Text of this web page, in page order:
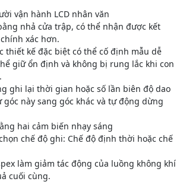
vận hành LCD nhân văn
nhả cửa trập, có thể nhận được kết
xác hơn.
thiết kế đặc biệt có thể cố định mẫu dễ
giữ ổn định và không bị rung lắc khi con
ghi lại thời gian hoặc số lần biên độ dao
này sang góc khác và tự động dừng
hai cảm biến nhạy sáng
chế độ ghi: Chế độ định thời hoặc chế
làm giảm tác động của luồng không khí
cuối cùng.